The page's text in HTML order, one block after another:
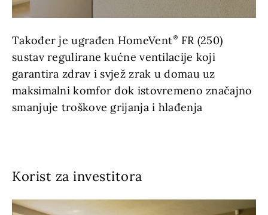
Također je ugrađen HomeVent
FR (250)
sustav regulirane kućne ventilacije koji
garantira zdrav i svjež zrak u domau uz
maksimalni komfor dok istovremeno značajno
smanjuje troškove grijanja i hlađenja
Korist za investitora